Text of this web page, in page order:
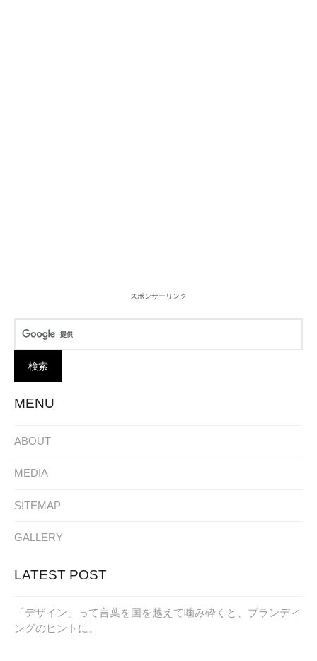
スポンサーリンク
MENU
ABOUT
MEDIA
SITEMAP
GALLERY
LATEST POST
「デザイン」って言葉を国を越えて噛み砕くと、ブランディ
ングのヒントに。